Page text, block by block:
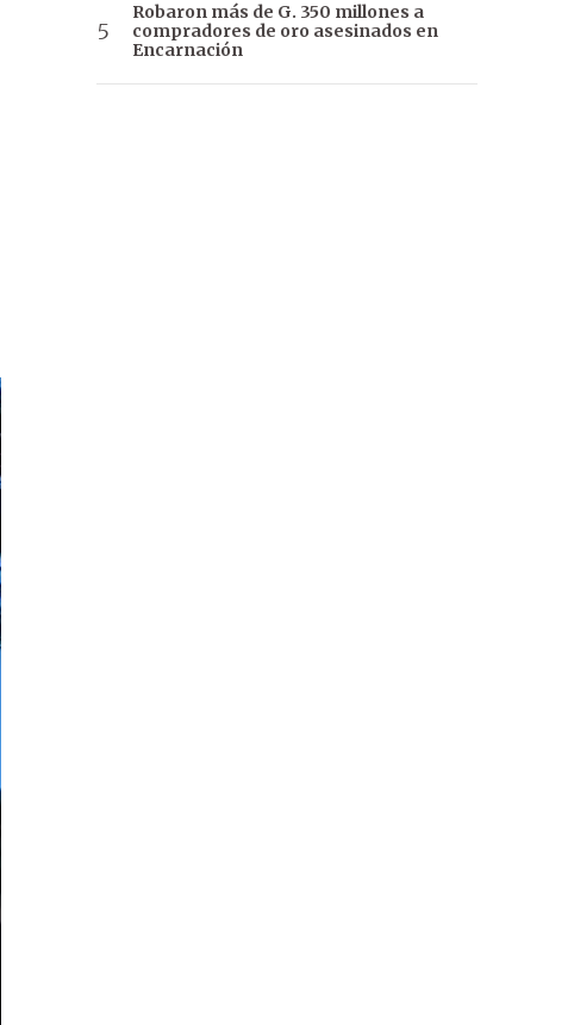
Robaron más de G. 350 millones a
compradores de oro asesinados en
Encarnación